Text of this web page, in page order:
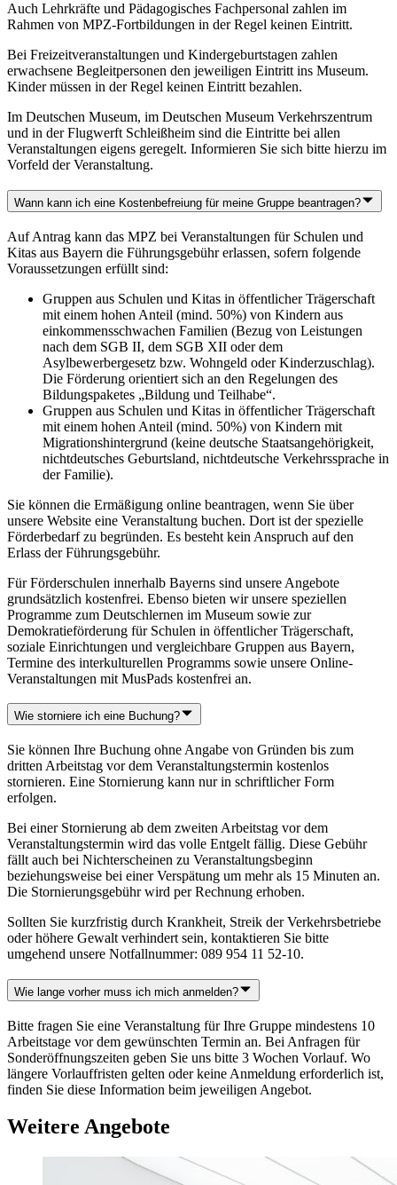
Auch Lehrkräfte und Pädagogisches Fachpersonal zahlen im
Rahmen von MPZ-Fortbildungen in der Regel keinen Eintritt.
Bei Freizeitveranstaltungen und Kindergeburtstagen zahlen
erwachsene Begleitpersonen den jeweiligen Eintritt ins Museum.
Kinder müssen in der Regel keinen Eintritt bezahlen.
Im Deutschen Museum, im Deutschen Museum Verkehrszentrum
und in der Flugwerft Schleißheim sind die Eintritte bei allen
Veranstaltungen eigens geregelt. Informieren Sie sich bitte hierzu im
Vorfeld der Veranstaltung.
Wann kann ich eine Kostenbefreiung für meine Gruppe beantragen?
Auf Antrag kann das MPZ bei Veranstaltungen für Schulen und
Kitas aus Bayern die Führungsgebühr erlassen, sofern folgende
Voraussetzungen erfüllt sind:
Gruppen aus Schulen und Kitas in öffentlicher Trägerschaft
mit einem hohen Anteil (mind. 50%) von Kindern aus
einkommensschwachen Familien (Bezug von Leistungen
nach dem SGB II, dem SGB XII oder dem
Asylbewerbergesetz bzw. Wohngeld oder Kinderzuschlag).
Die Förderung orientiert sich an den Regelungen des
Bildungspaketes „Bildung und Teilhabe“.
Gruppen aus Schulen und Kitas in öffentlicher Trägerschaft
mit einem hohen Anteil (mind. 50%) von Kindern mit
Migrationshintergrund (keine deutsche Staatsangehörigkeit,
nichtdeutsches Geburtsland, nichtdeutsche Verkehrssprache in
der Familie).
Sie können die Ermäßigung online beantragen, wenn Sie über
unsere Website eine Veranstaltung buchen. Dort ist der spezielle
Förderbedarf zu begründen. Es besteht kein Anspruch auf den
Erlass der Führungsgebühr.
Für Förderschulen innerhalb Bayerns sind unsere Angebote
grundsätzlich kostenfrei. Ebenso bieten wir unsere speziellen
Programme zum Deutschlernen im Museum sowie zur
Demokratieförderung für Schulen in öffentlicher Trägerschaft,
soziale Einrichtungen und vergleichbare Gruppen aus Bayern,
Termine des interkulturellen Programms sowie unsere Online-
Veranstaltungen mit MusPads kostenfrei an.
Wie storniere ich eine Buchung?
Sie können Ihre Buchung ohne Angabe von Gründen bis zum
dritten Arbeitstag vor dem Veranstaltungstermin kostenlos
stornieren. Eine Stornierung kann nur in schriftlicher Form
erfolgen.
Bei einer Stornierung ab dem zweiten Arbeitstag vor dem
Veranstaltungstermin wird das volle Entgelt fällig. Diese Gebühr
fällt auch bei Nichterscheinen zu Veranstaltungsbeginn
beziehungsweise bei einer Verspätung um mehr als 15 Minuten an.
Die Stornierungsgebühr wird per Rechnung erhoben.
Sollten Sie kurzfristig durch Krankheit, Streik der Verkehrsbetriebe
oder höhere Gewalt verhindert sein, kontaktieren Sie bitte
umgehend unsere Notfallnummer: 089 954 11 52-10.
Wie lange vorher muss ich mich anmelden?
Bitte fragen Sie eine Veranstaltung für Ihre Gruppe mindestens 10
Arbeitstage vor dem gewünschten Termin an. Bei Anfragen für
Sonderöffnungszeiten geben Sie uns bitte 3 Wochen Vorlauf. Wo
längere Vorlauffristen gelten oder keine Anmeldung erforderlich ist,
finden Sie diese Information beim jeweiligen Angebot.
Weitere Angebote